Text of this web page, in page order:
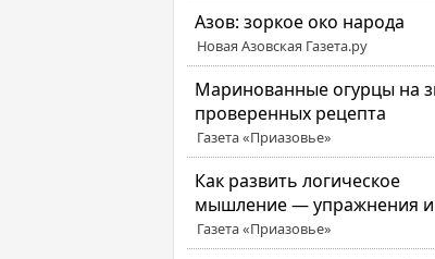
Азов: зоркое око народа
Новая Азовская Газета.ру
Маринованные огурцы на
проверенных рецепта
Газета «Приазовье»
Как развить логическое
мышление — упражнения
Газета «Приазовье»